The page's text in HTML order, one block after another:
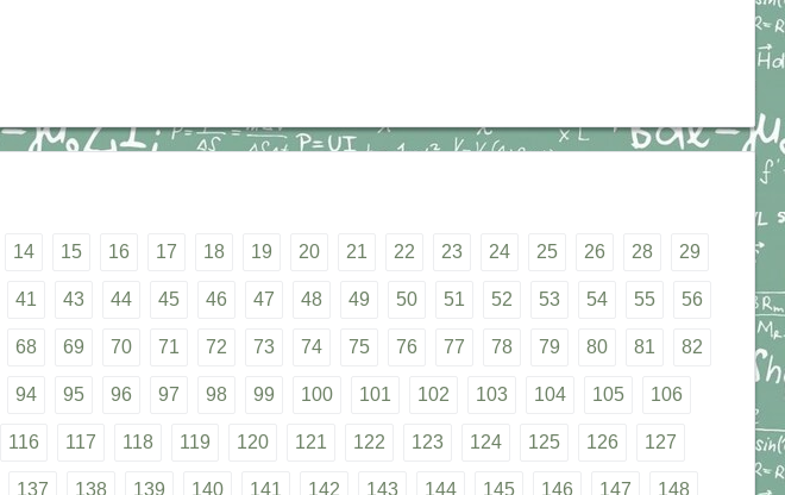
14 15 16 17 18 19 20 21 22 23 24 25 26 28 29
41 43 44 45 46 47 48 49 50 51 52 53 54 55 56
68 69 70 71 72 73 74 75 76 77 78 79 80 81 82
94 95 96 97 98 99 100 101 102 103 104 105 106
116 117 118 119 120 121 122 123 124 125 126 127
137 138 139 140 141 142 143 144 145 146 147 148